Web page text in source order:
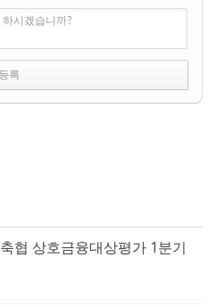
시겠습니까?
협 상호금융대상평가 1분기